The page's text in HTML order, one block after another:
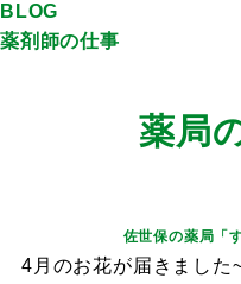
BLOG
薬剤師の仕事
薬局
佐世保の薬局「
4月のお花が届きました